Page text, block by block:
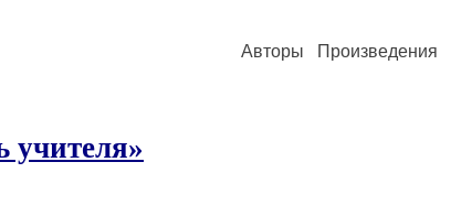
Авторы Произведения
учителя»